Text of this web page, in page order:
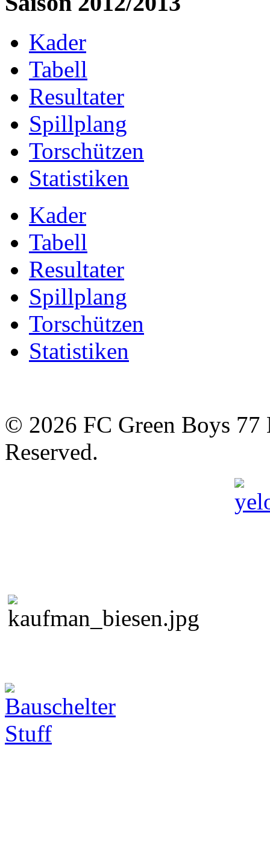
Kader
Tabell
Resultater
Spillplang
Torschützen
Statistiken
Kader
Tabell
Resultater
Spillplang
Torschützen
Statistiken
© 2026 FC Green Boys 77
Reserved.